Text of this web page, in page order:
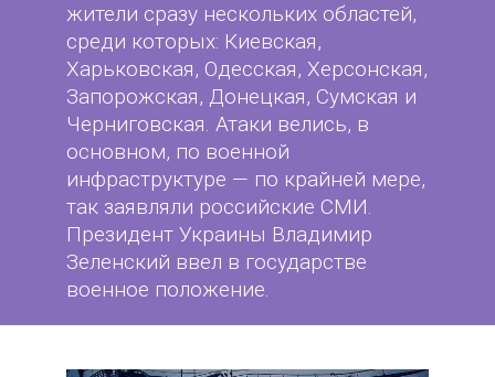
жители сразу нескольких областей,
среди которых: Киевская,
Харьковская, Одесская, Херсонская,
Запорожская, Донецкая, Сумская и
Черниговская. Атаки велись, в
основном, по военной
инфраструктуре — по крайней мере,
так заявляли российские СМИ.
Президент Украины Владимир
Зеленский ввел в государстве
военное положение.